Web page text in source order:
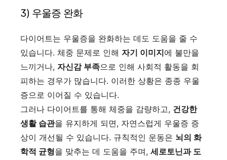
3) 우울증 완화
다이어트는 우울증을 완화하는 데도 도움을 줄 수
있습니다. 체중 문제로 인해 자기 이미지에 불만을
느끼거나, 자신감 부족으로 인해 사회적 활동을 회
피하는 경우가 많습니다. 이러한 상황은 종종 우울
증으로 이어질 수 있습니다.
그러나 다이어트를 통해 체중을 감량하고, 건강한
생활 습관을 유지하게 되면, 자연스럽게 우울증 증
상이 개선될 수 있습니다. 규칙적인 운동은 뇌의 화
학적 균형을 맞추는 데 도움을 주며, 세로토닌과 도